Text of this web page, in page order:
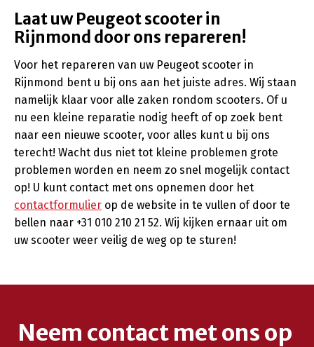
Laat uw Peugeot scooter in
Rijnmond door ons repareren!
Voor het repareren van uw Peugeot scooter in
Rijnmond bent u bij ons aan het juiste adres. Wij staan
namelijk klaar voor alle zaken rondom scooters. Of u
nu een kleine reparatie nodig heeft of op zoek bent
naar een nieuwe scooter, voor alles kunt u bij ons
terecht! Wacht dus niet tot kleine problemen grote
problemen worden en neem zo snel mogelijk contact
op! U kunt contact met ons opnemen door het
contactformulier op de website in te vullen of door te
bellen naar +31 010 210 21 52. Wij kijken ernaar uit om
uw scooter weer veilig de weg op te sturen!
Neem contact met ons op